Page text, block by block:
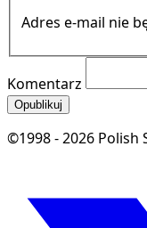
Adres e-mail nie
Komentarz
Opublikuj
©1998 - 2026 Polish